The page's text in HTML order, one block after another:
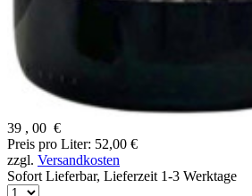
39 , 00 €
Preis pro Liter: 52,00 €
zzgl. Versandkosten
Sofort Lieferbar, Lieferzeit 1-3 Werktage